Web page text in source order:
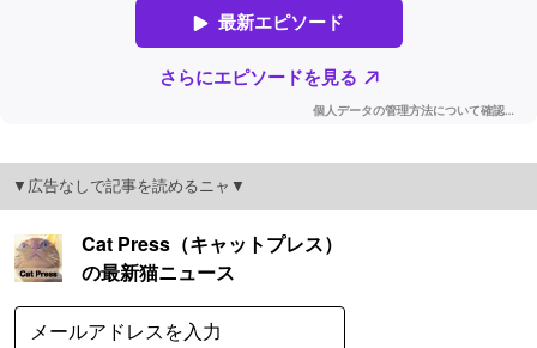
▼広告なしで記事を読めるニャ▼